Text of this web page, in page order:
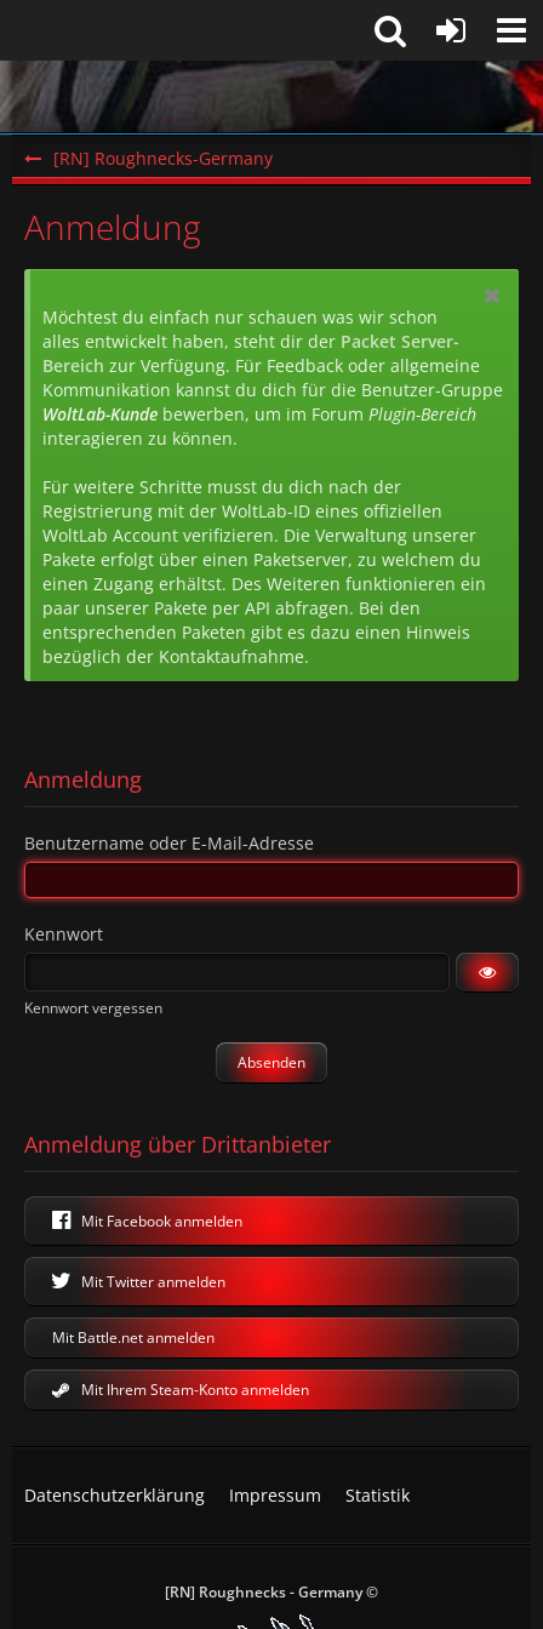
[RN] Roughnecks-Germany
Anmeldung
Möchtest du einfach nur schauen was wir schon
alles entwickelt haben, steht dir der Packet Server-
Bereich zur Verfügung. Für Feedback oder allgemeine
Kommunikation kannst du dich für die Benutzer-Gruppe
WoltLab-Kunde bewerben, um im Forum Plugin-Bereich
interagieren zu können.
Für weitere Schritte musst du dich nach der
Registrierung mit der WoltLab-ID eines offiziellen
WoltLab Account verifizieren. Die Verwaltung unserer
Pakete erfolgt über einen Paketserver, zu welchem du
einen Zugang erhältst. Des Weiteren funktionieren ein
paar unserer Pakete per API abfragen. Bei den
entsprechenden Paketen gibt es dazu einen Hinweis
bezüglich der Kontaktaufnahme.
Anmeldung
Benutzername oder E-Mail-Adresse
Kennwort
Kennwort vergessen
Anmeldung über Drittanbieter
Mit Facebook anmelden
Mit Twitter anmelden
Mit Battle.net anmelden
Mit Ihrem Steam-Konto anmelden
Datenschutzerklärung Impressum Statistik
[RN] Roughnecks - Germany ©